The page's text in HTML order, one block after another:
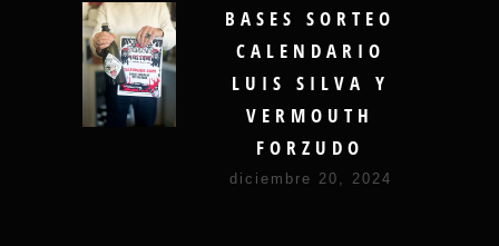
BASES SORTEO
CALENDARIO
LUIS SILVA Y
VERMOUTH
FORZUDO
diciembre 20, 2024